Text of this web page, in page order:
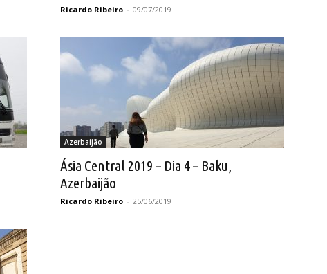
Ricardo Ribeiro - 09/07/2019
Azerbaijão
Ásia Central 2019 – Dia 4 – Baku,
Azerbaijão
Ricardo Ribeiro - 25/06/2019